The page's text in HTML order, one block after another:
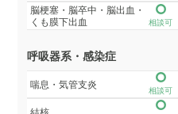
脳梗塞・脳卒中・脳出血・
くも膜下出血
相談可
呼吸器系・感染症
喘息・気管支炎
相談可